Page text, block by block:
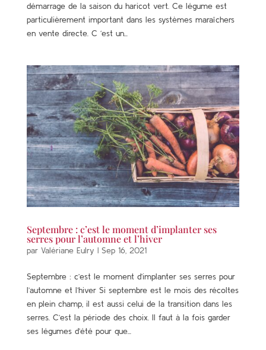
démarrage de la saison du haricot vert. Ce légume est
particulièrement important dans les systèmes maraîchers
en vente directe. C ‘est un...
Septembre : c’est le moment d’implanter ses
serres pour l’automne et l’hiver
par Valériane Eulry | Sep 16, 2021
Septembre : c’est le moment d’implanter ses serres pour
l’automne et l’hiver Si septembre est le mois des récoltes
en plein champ, il est aussi celui de la transition dans les
serres. C’est la période des choix. Il faut à la fois garder
ses légumes d’été pour que...